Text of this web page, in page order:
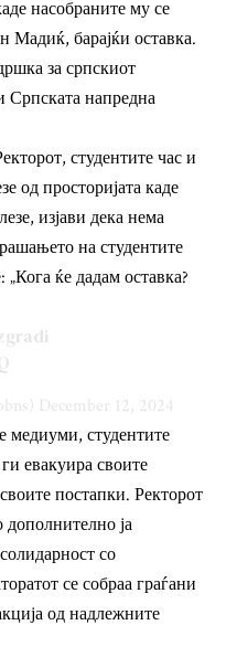
насобраните му се
Мадиќ, барајќи оставка.
за српскиот
Српската напредна
студентите час и
од просторијата каде
изјави дека нема
на студентите
„Кога ќе дадам оставка?
December 12, 2024
медиуми, студентите
евакуира своите
постапки. Ректорот
ја
со
се собраа граѓани
од надлежните